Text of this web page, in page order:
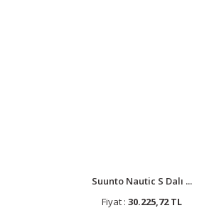
Suunto Nautic S Dalı ...
Fiyat : 30.225,72 TL